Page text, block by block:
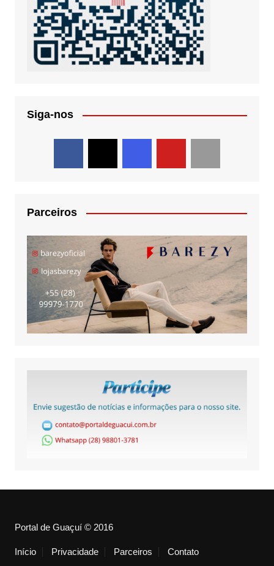
Siga-nos
Parceiros
Portal de Guaçuí © 2016
Início Privacidade Parceiros Contato